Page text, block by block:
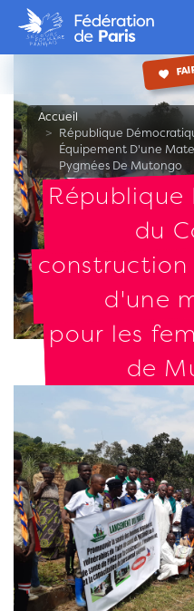
Aller
contenu
Navigation principale
Accueil
République
Équipement D'une
Pygmées De Mutongo
du
d'une
pour les
de